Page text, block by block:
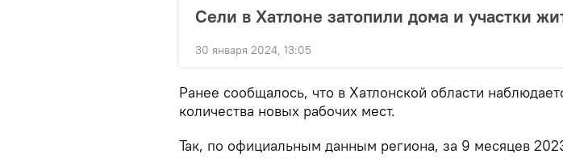
Сели в Хатлоне затопили дома и участки
30 января 2024, 13:05
Ранее сообщалось, что в Хатлонской области
количества новых рабочих мест.
Так, по официальным данным региона, за 9 месяцев